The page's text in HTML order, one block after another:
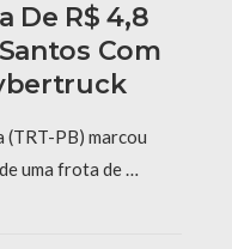
De R$ 4,8
Com
(TRT-PB) marcou
uma frota de …